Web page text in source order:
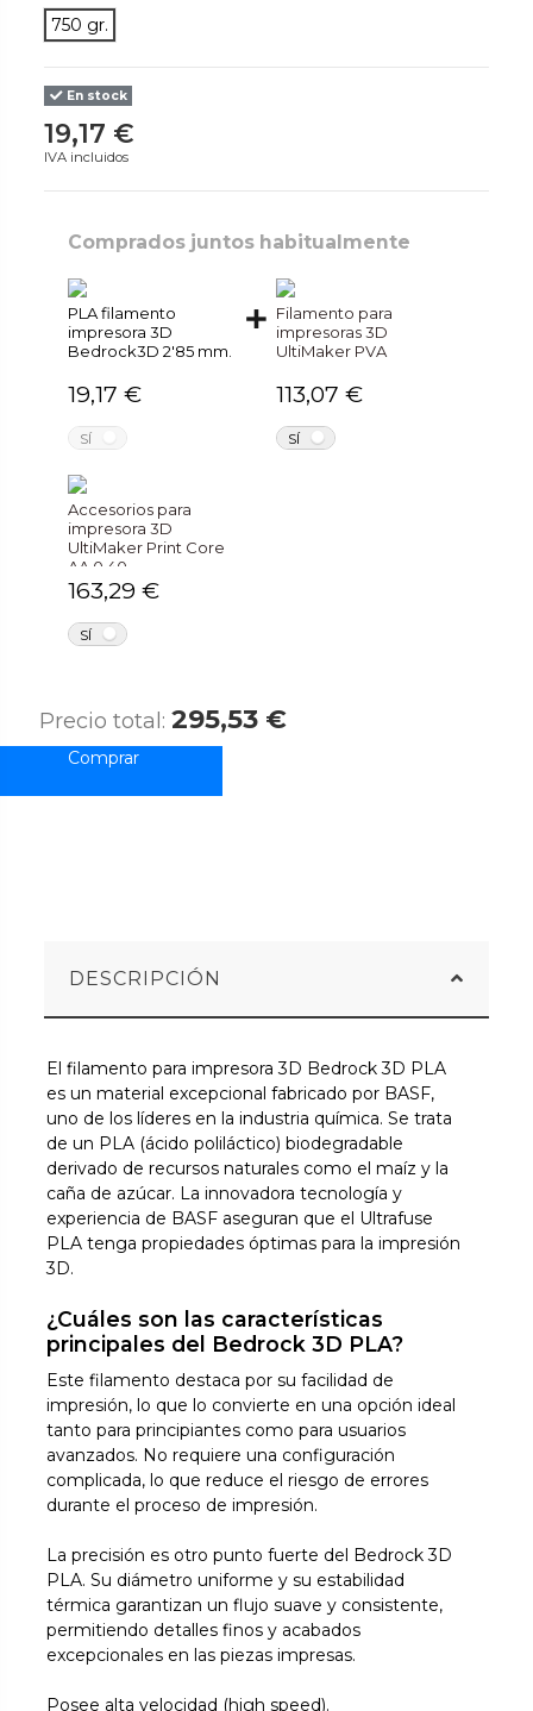
750 gr.
En stock
19,17 €
IVA incluidos
Comprados juntos habitualmente
PLA filamento
impresora 3D
Bedrock3D 2'85 mm.
19,17 €
SÍ
Filamento para
impresoras 3D
UltiMaker PVA
113,07 €
SÍ
Accesorios para
impresora 3D
UltiMaker Print Core
AA 0.40
163,29 €
SÍ
Precio total:295,53 €
DESCRIPCIÓN
El filamento para impresora 3D Bedrock 3D PLA
es un material excepcional fabricado por BASF,
uno de los líderes en la industria química. Se trata
de un PLA (ácido poliláctico) biodegradable
derivado de recursos naturales como el maíz y la
caña de azúcar. La innovadora tecnología y
experiencia de BASF aseguran que el Ultrafuse
PLA tenga propiedades óptimas para la impresión
3D.
¿Cuáles son las características
principales del Bedrock 3D PLA?
Este filamento destaca por su facilidad de
impresión, lo que lo convierte en una opción ideal
tanto para principiantes como para usuarios
avanzados. No requiere una configuración
complicada, lo que reduce el riesgo de errores
durante el proceso de impresión.
La precisión es otro punto fuerte del Bedrock 3D
PLA. Su diámetro uniforme y su estabilidad
térmica garantizan un flujo suave y consistente,
permitiendo detalles finos y acabados
excepcionales en las piezas impresas.
Posee alta velocidad (high speed).